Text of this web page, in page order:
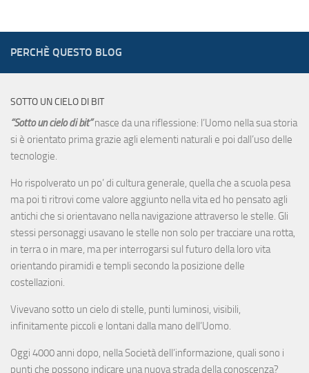
PERCHÈ QUESTO BLOG
SOTTO UN CIELO DI BIT
“Sotto un cielo di bit”nasce da una riflessione: l’Uomo nella sua storia
si è orientato prima grazie agli elementi naturali e poi dall’uso delle
tecnologie.
Ho rispolverato un po’ di cultura generale, quella che a scuola pesa
ma poi ti ritrovi come valore aggiunto nella vita ed ho pensato agli
antichi che si orientavano nella navigazione attraverso le stelle. Gli
stessi personaggi usavano le stelle non solo per tracciare una rotta,
in terra o in mare, ma per interrogarsi sul futuro della loro vita
orientando piramidi e templi secondo la posizione delle
costellazioni.
Vivevano sotto un cielo di stelle, punti luminosi, visibili,
infinitamente piccoli e lontani dalla mano dell’Uomo.
Oggi 4000 anni dopo, nella Società dell’informazione, quali sono i
punti che possono indicare una nuova strada della conoscenza?